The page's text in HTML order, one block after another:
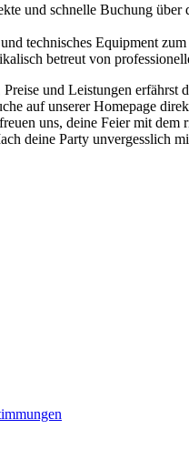
und schnelle Buchung über
technisches Equipment zum
betreut von
und Leistungen erfährst
auf unserer Homepage
uns, deine Feier mit dem
deine Party unvergesslich